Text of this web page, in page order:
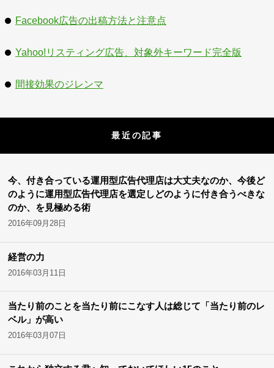
Facebook広告の出稿方法と注意点
Yahoo!リスティング広告、対象外キーワード完全版
間接効果のジレンマ
最近の記事
今、付き合っている運用型広告代理店は大丈夫なのか、今後ど
のように運用型広告代理店を選定しどのように付き合うべきな
のか、を見極める術
2016年09月28日
経営の力
2016年03月11日
当たり前のことを当たり前にこなす人は総じて「当たり前のレ
ベル」が高い
2016年03月07日